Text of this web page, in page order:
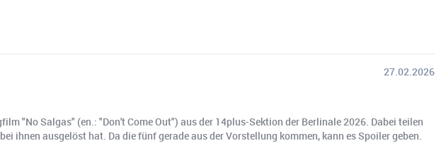
27.02.2026
"No Salgas" (en.: "Don't Come Out") aus der 14plus-Sektion der Berlinale 2026. Dabei teilen
ihnen ausgelöst hat. Da die fünf gerade aus der Vorstellung kommen, kann es Spoiler geben.